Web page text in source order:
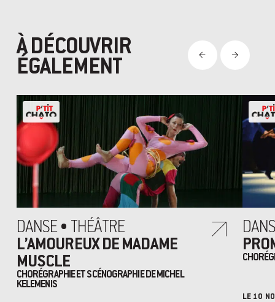
À DÉCOUVRIR
ÉGALEMENT
DANSE • THÉÂTRE
L’AMOUREUX DE MADAME
MUSCLE
CHORÉGRAPHIE ET SCÉNOGRAPHIE DE MICHEL
KELEMENIS
LE 10